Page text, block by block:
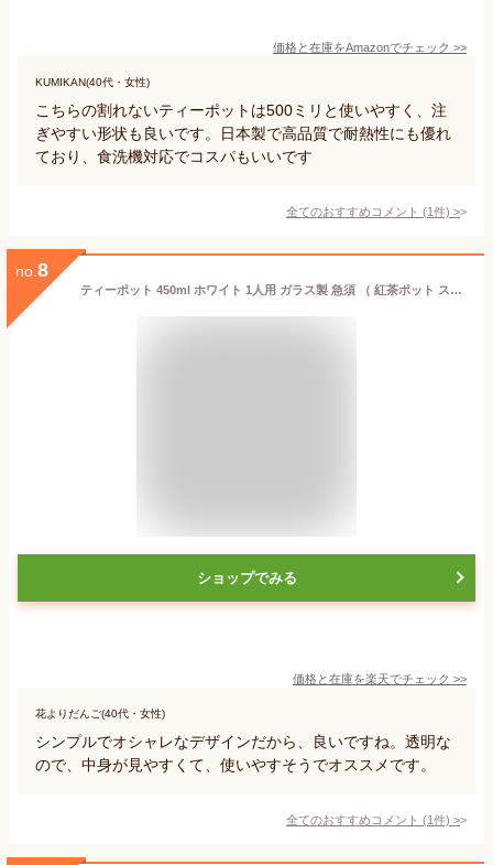
価格と在庫をAmazonでチェック >>
KUMIKAN(40代・女性)
こちらの割れないティーポットは500ミリと使いやすく、注
ぎやすい形状も良いです。日本製で高品質で耐熱性にも優れ
ており、食洗機対応でコスパもいいです
全てのおすすめコメント (1件) >
no. 8
ティーポット 450ml ホワイト 1人用 ガラス製 急須 （ 紅茶ポット ストレーナー 茶こし 一体型 片手 1～2杯 ガラス 紅茶 ガラスティーポット おしゃれ お茶用品 ティーウェア 茶器 ）
ショップでみる
価格と在庫を楽天でチェック >>
花よりだんご(40代・女性)
シンプルでオシャレなデザインだから、良いですね。透明な
ので、中身が見やすくて、使いやすそうでオススメです。
全てのおすすめコメント (1件) >